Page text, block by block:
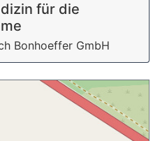
für die
Bonhoeffer GmbH